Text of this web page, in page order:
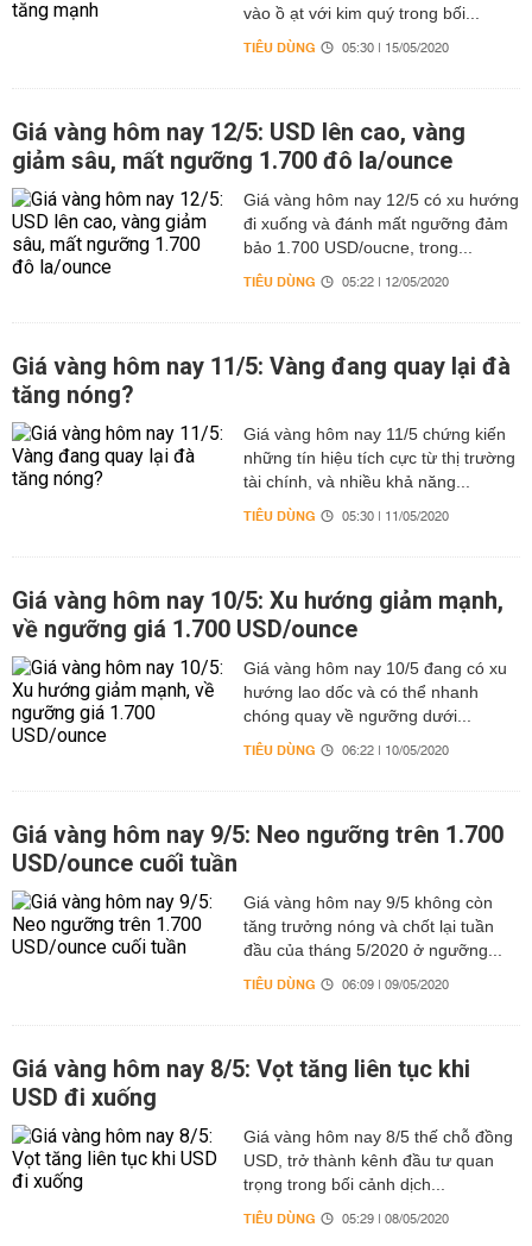
vào ồ ạt với kim quý trong bối...
TIÊU DÙNG 05:30 | 15/05/2020
Giá vàng hôm nay 12/5: USD lên cao, vàng
giảm sâu, mất ngưỡng 1.700 đô la/ounce
Giá vàng hôm nay 12/5 có xu hướng
đi xuống và đánh mất ngưỡng đảm
bảo 1.700 USD/oucne, trong...
TIÊU DÙNG 05:22 | 12/05/2020
Giá vàng hôm nay 11/5: Vàng đang quay lại đà
tăng nóng?
Giá vàng hôm nay 11/5 chứng kiến
những tín hiệu tích cực từ thị trường
tài chính, và nhiều khả năng...
TIÊU DÙNG 05:30 | 11/05/2020
Giá vàng hôm nay 10/5: Xu hướng giảm mạnh,
về ngưỡng giá 1.700 USD/ounce
Giá vàng hôm nay 10/5 đang có xu
hướng lao dốc và có thể nhanh
chóng quay về ngưỡng dưới...
TIÊU DÙNG 06:22 | 10/05/2020
Giá vàng hôm nay 9/5: Neo ngưỡng trên 1.700
USD/ounce cuối tuần
Giá vàng hôm nay 9/5 không còn
tăng trưởng nóng và chốt lại tuần
đầu của tháng 5/2020 ở ngưỡng...
TIÊU DÙNG 06:09 | 09/05/2020
Giá vàng hôm nay 8/5: Vọt tăng liên tục khi
USD đi xuống
Giá vàng hôm nay 8/5 thế chỗ đồng
USD, trở thành kênh đầu tư quan
trọng trong bối cảnh dịch...
TIÊU DÙNG 05:29 | 08/05/2020